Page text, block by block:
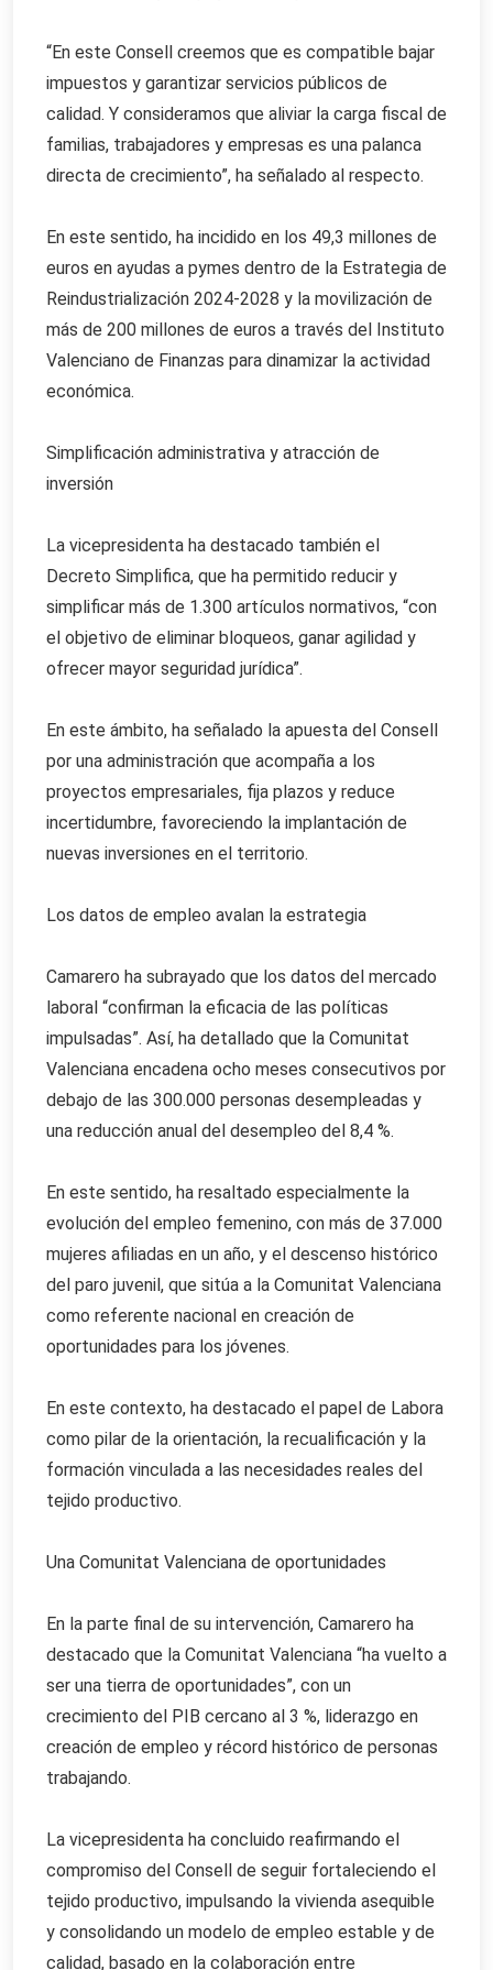
“En este Consell creemos que es compatible bajar
impuestos y garantizar servicios públicos de
calidad. Y consideramos que aliviar la carga fiscal de
familias, trabajadores y empresas es una palanca
directa de crecimiento”, ha señalado al respecto.
En este sentido, ha incidido en los 49,3 millones de
euros en ayudas a pymes dentro de la Estrategia de
Reindustrialización 2024-2028 y la movilización de
más de 200 millones de euros a través del Instituto
Valenciano de Finanzas para dinamizar la actividad
económica.
Simplificación administrativa y atracción de
inversión
La vicepresidenta ha destacado también el
Decreto Simplifica, que ha permitido reducir y
simplificar más de 1.300 artículos normativos, “con
el objetivo de eliminar bloqueos, ganar agilidad y
ofrecer mayor seguridad jurídica”.
En este ámbito, ha señalado la apuesta del Consell
por una administración que acompaña a los
proyectos empresariales, fija plazos y reduce
incertidumbre, favoreciendo la implantación de
nuevas inversiones en el territorio.
Los datos de empleo avalan la estrategia
Camarero ha subrayado que los datos del mercado
laboral “confirman la eficacia de las políticas
impulsadas”. Así, ha detallado que la Comunitat
Valenciana encadena ocho meses consecutivos por
debajo de las 300.000 personas desempleadas y
una reducción anual del desempleo del 8,4 %.
En este sentido, ha resaltado especialmente la
evolución del empleo femenino, con más de 37.000
mujeres afiliadas en un año, y el descenso histórico
del paro juvenil, que sitúa a la Comunitat Valenciana
como referente nacional en creación de
oportunidades para los jóvenes.
En este contexto, ha destacado el papel de Labora
como pilar de la orientación, la recualificación y la
formación vinculada a las necesidades reales del
tejido productivo.
Una Comunitat Valenciana de oportunidades
En la parte final de su intervención, Camarero ha
destacado que la Comunitat Valenciana “ha vuelto a
ser una tierra de oportunidades”, con un
crecimiento del PIB cercano al 3 %, liderazgo en
creación de empleo y récord histórico de personas
trabajando.
La vicepresidenta ha concluido reafirmando el
compromiso del Consell de seguir fortaleciendo el
tejido productivo, impulsando la vivienda asequible
y consolidando un modelo de empleo estable y de
calidad, basado en la colaboración entre